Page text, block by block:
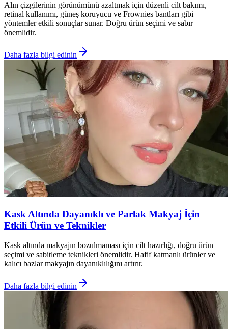
Alın çizgilerinin görünümünü azaltmak için düzenli cilt bakımı,
retinal kullanımı, güneş koruyucu ve Frownies bantları gibi
yöntemler etkili sonuçlar sunar. Doğru ürün seçimi ve sabır
önemlidir.
Daha fazla bilgi edinin
Kask Altında Dayanıklı ve Parlak Makyaj İçin
Etkili Ürün ve Teknikler
Kask altında makyajın bozulmaması için cilt hazırlığı, doğru ürün
seçimi ve sabitleme teknikleri önemlidir. Hafif katmanlı ürünler ve
kalıcı bazlar makyajın dayanıklılığını artırır.
Daha fazla bilgi edinin